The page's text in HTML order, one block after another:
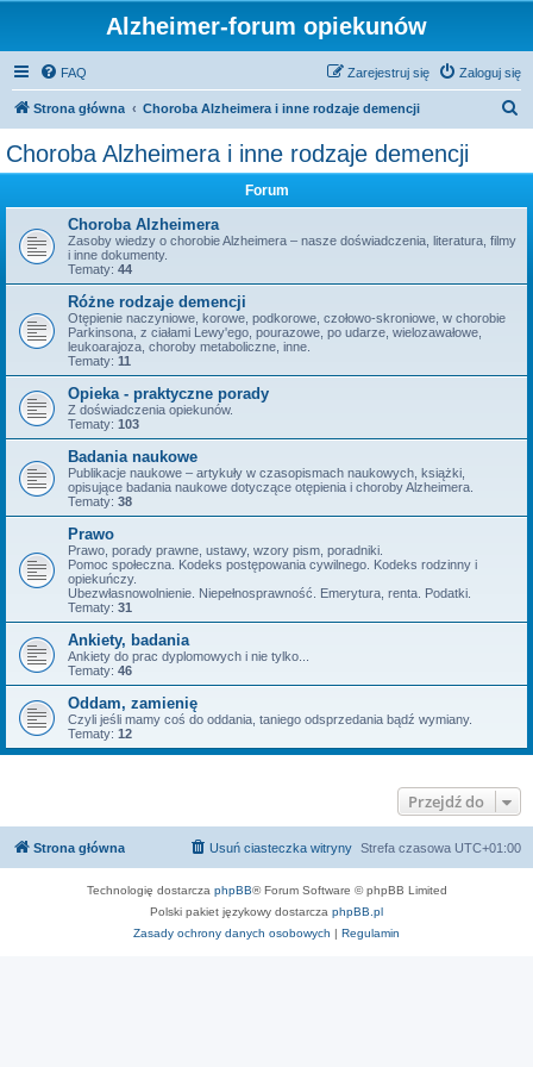
Alzheimer-forum opiekunów
FAQ Zaloguj się
Zarejestruj się
Strona główna Choroba Alzheimera i inne rodzaje demencji
Choroba Alzheimera i inne rodzaje demencji
Forum
Choroba Alzheimera
Zasoby wiedzy o chorobie Alzheimera – nasze doświadczenia, literatura, filmy
i inne dokumenty.
Tematy: 44
Różne rodzaje demencji
Otępienie naczyniowe, korowe, podkorowe, czołowo-skroniowe, w chorobie
Parkinsona, z ciałami Lewy'ego, pourazowe, po udarze, wielozawałowe,
leukoarajoza, choroby metaboliczne, inne.
Tematy: 11
Opieka - praktyczne porady
Z doświadczenia opiekunów.
Tematy: 103
Badania naukowe
Publikacje naukowe – artykuły w czasopismach naukowych, książki,
opisujące badania naukowe dotyczące otępienia i choroby Alzheimera.
Tematy: 38
Prawo
Prawo, porady prawne, ustawy, wzory pism, poradniki.
Pomoc społeczna. Kodeks postępowania cywilnego. Kodeks rodzinny i
opiekuńczy.
Ubezwłasnowolnienie. Niepełnosprawność. Emerytura, renta. Podatki.
Tematy: 31
Ankiety, badania
Ankiety do prac dyplomowych i nie tylko...
Tematy: 46
Oddam, zamienię
Czyli jeśli mamy coś do oddania, taniego odsprzedania bądź wymiany.
Tematy: 12
Przejdź do
Strona główna Strefa czasowa UTC+01:00
Usuń ciasteczka witryny
Technologię dostarcza phpBB® Forum Software © phpBB Limited
Polski pakiet językowy dostarcza phpBB.pl
Zasady ochrony danych osobowych | Regulamin